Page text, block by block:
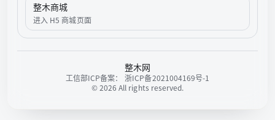
整木商城
进入 H5 商城页面
整木网
工信部ICP备案：
浙ICP备2021004169号-1
©2026 All rights reserved.